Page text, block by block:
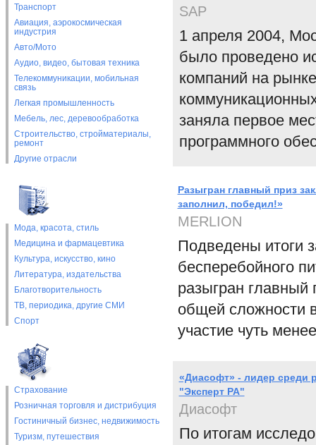
Транспорт
Авиация, аэрокосмическая
индустрия
Авто/Мото
Аудио, видео, бытовая техника
Телекоммуникации, мобильная
связь
Легкая промышленность
Мебель, лес, деревообработка
Строительство, стройматериалы,
ремонт
Другие отрасли
Мода, красота, стиль
Медицина и фармацевтика
Культура, искусство, кино
Литература, издательства
Благотворительность
ТВ, периодика, другие СМИ
Спорт
Страхование
Розничная торговля и дистрибуция
Гостиничный бизнес, недвижимость
Туризм, путешествия
SAP
1 апреля 2004,
было проведено
компаний на
заняла первое
программного
Разыгран главный приз
заполнил, победил!»
MERLION
Подведены итоги
бесперебойного
разыгран
общей сложности
участие чуть
«Диасофт» - лидер среди
"Эксперт РА"
Диасофт
По итогам